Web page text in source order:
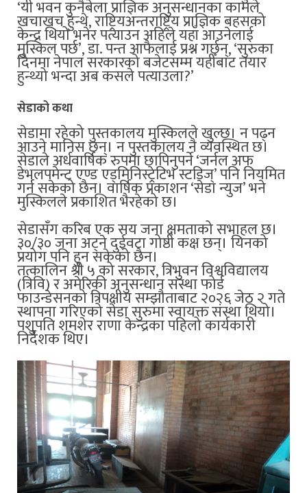
‘यी भवन कुनैबेला प्राज्ञिक अनुसन्धानका कामले
खचाखच हुन्थे, राष्ट्रियअन्तराष्ट्रिय प्राज्ञिक बहसको
केन्द्र थियो भनेर पत्याउन अहिले यहाँ आउनेलाई
मुस्किल पर्छ’, डा. पन्त आफैलाई प्रश्न गर्छन्, ‘सुरुका
दिनमा नेपाल सरकारको बजेटसम्म यहीँबाट तयार
हुन्थ्यो भन्दा अब कसले पत्याउला?’
सेडाको कथा
सेडामा रहेको पुस्तकालय मुस्किलले खुल्छ। न पढ्न
आउने मानिस छन्। न पुस्तकालय नै व्यवस्थित छ।
सेडाले अर्धवार्षिक रुपमा छापिनुपर्ने ‘जर्नल अफ
डेभलपमेन्ट एण्ड एड्मिनिस्ट्रेटिभ स्टडिज्’ पनि नियमित
गर्न सकेको छैन। वार्षिक प्रकाशन ‘सेडा न्युज’ भने
मुस्किलले प्रकाशित भैरहेको छ।
सेडासँग करिब एक सय जना क्षमताको सभाहल छ।
३०/३० जना अट्ने दुईवटा गोष्ठी कक्ष छन्। यिनको
प्रयोग पनि हुन सकेको छैन।
तत्कालिन श्री ५ को सरकार, त्रिभुवन विश्वविद्यालय
(त्रिवि) र अमेरिकी अनुसन्धान संस्था फोर्ड
फाउन्डेसनको त्रिपक्षीय सम्झौताबाट २०२६ जेठ २ गते
स्थापना गरिएको सेडा सुरुमा स्वायक्त संस्था थियो।
पशुपति शमशेर राणा केन्द्रका पहिलो कार्यकारी
निर्देशक थिए।